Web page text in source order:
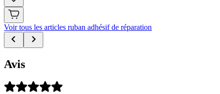
Voir tous les articles ruban adhésif de réparation
Avis